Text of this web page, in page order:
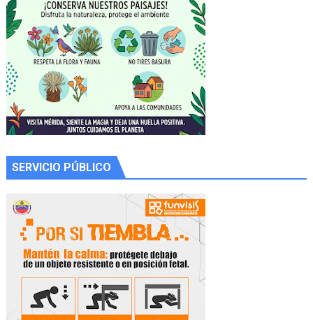
SERVICIO PÚBLICO